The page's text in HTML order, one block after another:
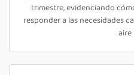
trimestre, evidenciando
responder a las necesidades
aire